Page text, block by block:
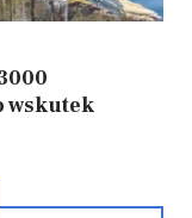
wskutek